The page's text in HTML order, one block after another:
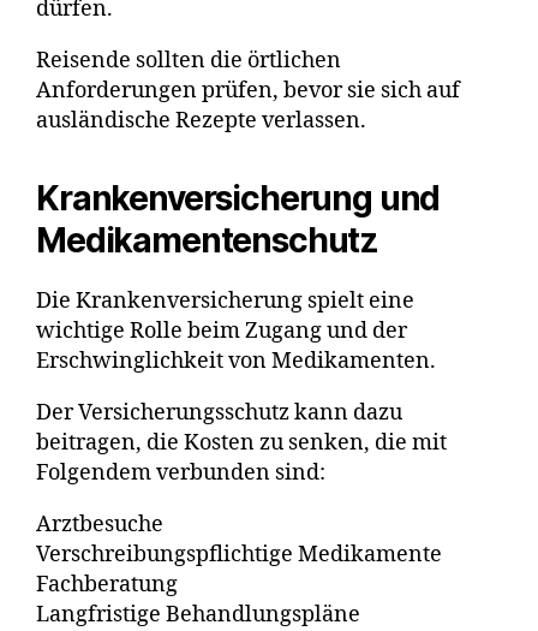
dürfen.
Reisende sollten die örtlichen
Anforderungen prüfen, bevor sie sich auf
ausländische Rezepte verlassen.
Krankenversicherung und
Medikamentenschutz
Die Krankenversicherung spielt eine
wichtige Rolle beim Zugang und der
Erschwinglichkeit von Medikamenten.
Der Versicherungsschutz kann dazu
beitragen, die Kosten zu senken, die mit
Folgendem verbunden sind:
Arztbesuche
Verschreibungspflichtige Medikamente
Fachberatung
Langfristige Behandlungspläne